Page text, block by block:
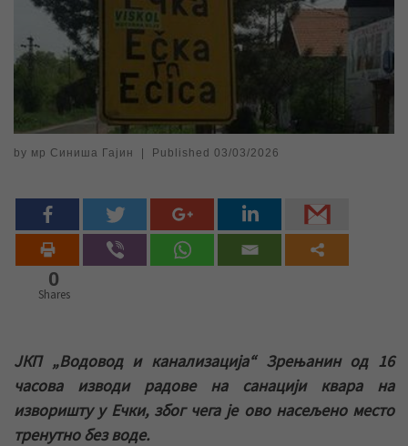
by мр Синиша Гајин Published 03/03/2026
0
Shares
ЈКП „Водовод и канализација“ Зрењанин од 16
часова изводи радове на санацији квара на
изворишту у Ечки, због чега је ово насељено место
тренутно без воде.